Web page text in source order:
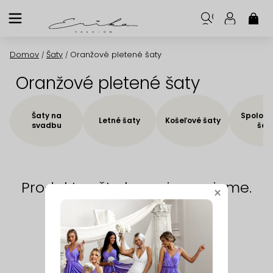
na
Domov / Šaty / Oranžové pletené šaty
Oranžové pletené šaty
Šaty na
svadbu
Letné šaty Košeľové šaty
Produkty ešte len pripravujeme.
×